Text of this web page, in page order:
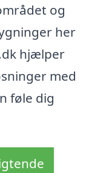
og
her
hjælper
med
føle dig